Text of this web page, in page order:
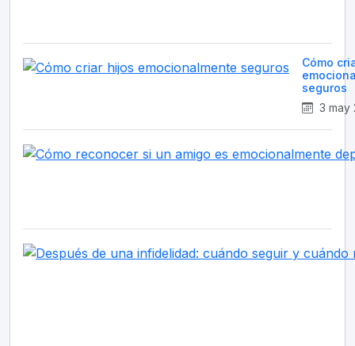
Cómo
seguros
3 may